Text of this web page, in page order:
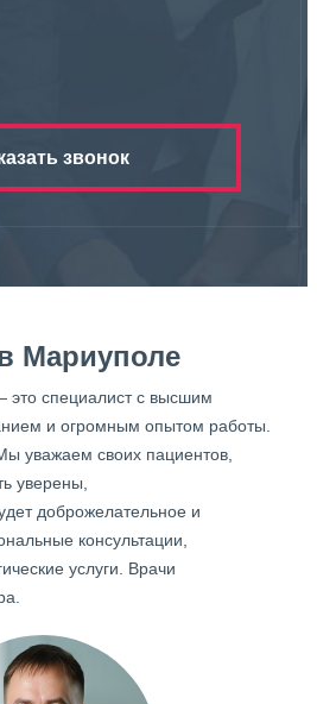
звонок
Мариуполе
это специалист с высшим
и огромным опытом работы.
уважаем своих пациентов,
уверены,
доброжелательное и
консультации,
услуги. Врачи